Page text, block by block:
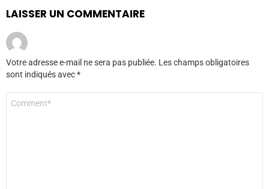
LAISSER UN COMMENTAIRE
Votre adresse e-mail ne sera pas publiée. Les champs obligatoires
sont indiqués avec*
Commentaire